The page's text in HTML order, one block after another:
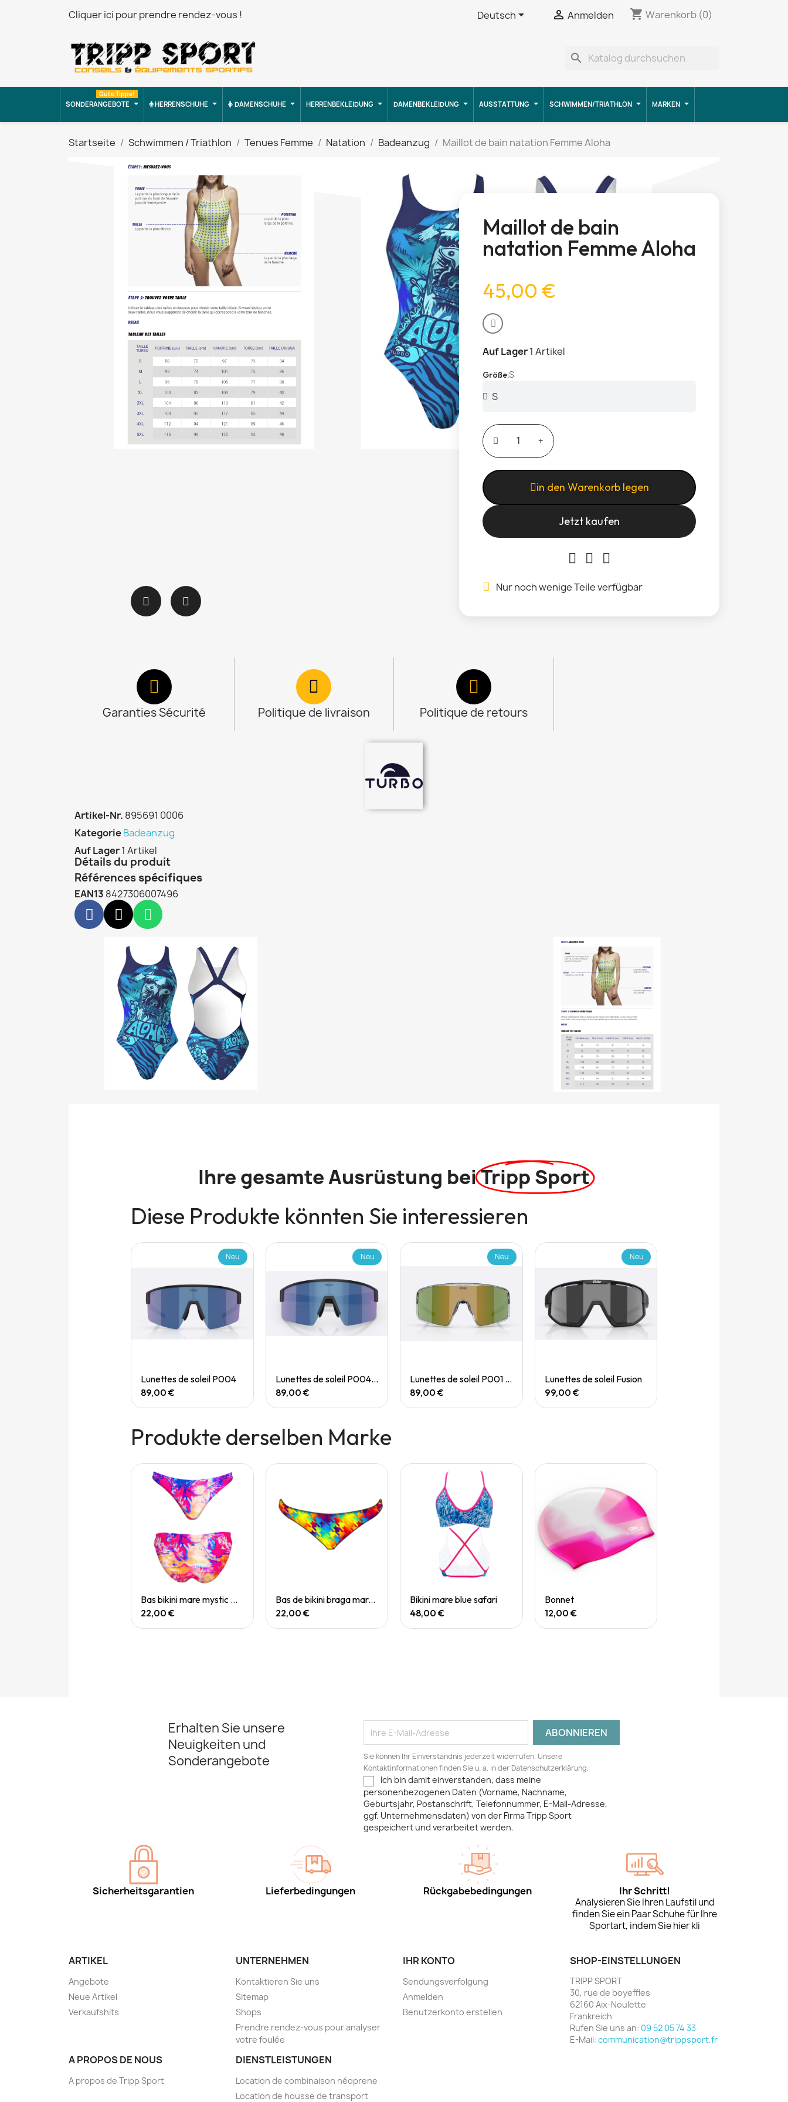
Cliquer ici pour prendre rendez-vous ! Deutsch  Anmelden shopping_cart Warenkorb (0)
search
SONDERANGEBOTE
Gute Tipps!
HERRENSCHUHE DAMENSCHUHE HERRENBEKLEIDUNG DAMENBEKLEIDUNG AUSSTATTUNG SCHWIMMEN/TRIATHLON MARKEN
Startseite Schwimmen / Triathlon Tenues Femme Natation Badeanzug Maillot de bain natation Femme Aloha
Maillot de bain
natation Femme Aloha
45,00 €
Auf Lager1 Artikel
GrößeS
in den Warenkorb legen
Jetzt kaufen
Nur noch wenige Teile verfügbar
Garanties Sécurité Politique de livraison Politique de retours
Artikel-Nr. 895691 0006
KategorieBadeanzug
Auf Lager1 Artikel
Détails du produit
Références spécifiques
EAN13 8427306007496
Ihre gesamte Ausrüstung beiTripp Sport
Diese Produkte könnten Sie interessieren
Quick View
Neu
Lunettes de soleil P004
89,00 €
Quick View
Neu
Lunettes de soleil P004 Small
89,00 €
Quick View
Neu
Lunettes de soleil P001 Small
89,00 €
Quick View
Neu
Lunettes de soleil Fusion
99,00 €
Produkte derselben Marke
Quick View
Bas bikini mare mystic mirage
22,00 €
Quick View
Bas de bikini braga mare chevi rainbow
22,00 €
Quick View
Bikini mare blue safari
48,00 €
Bonnet
12,00 €
Erhalten Sie unsere
Neuigkeiten und
Sonderangebote
Sie können Ihr Einverständnis jederzeit widerrufen. Unsere
Kontaktinformationen finden Sie u. a. in der Datenschutzerklärung.
Ich bin damit einverstanden, dass meine
personenbezogenen Daten (Vorname, Nachname,
Geburtsjahr, Postanschrift, Telefonnummer, E-Mail-Adresse,
ggf. Unternehmensdaten) von der Firma Tripp Sport
gespeichert und verarbeitet werden.
Sicherheitsgarantien Lieferbedingungen Rückgabebedingungen Ihr Schritt!
Analysieren Sie Ihren Laufstil und
finden Sie ein Paar Schuhe für Ihre
Sportart, indem Sie hier kli
ARTIKEL
Angebote
Neue Artikel
Verkaufshits
UNTERNEHMEN
Kontaktieren Sie uns
Sitemap
Shops
Prendre rendez-vous pour analyser
votre foulée
A PROPOS DE NOUS
A propos de Tripp Sport
DIENSTLEISTUNGEN
Location de combinaison néoprene
Location de housse de transport
IHR KONTO
Sendungsverfolgung
Anmelden
Benutzerkonto erstellen
SHOP-EINSTELLUNGEN
TRIPP SPORT
30, rue de boyeffles
62160 Aix-Noulette
Frankreich
Rufen Sie uns an: 09 52 05 74 33
E-Mail: communication@trippsport.fr